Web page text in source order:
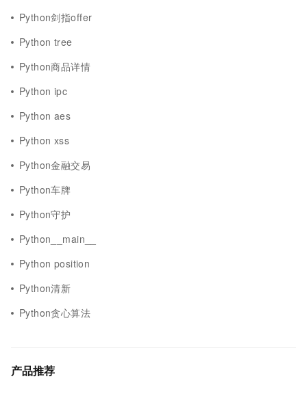
Python剑指offer
Python tree
Python商品详情
Python ipc
Python aes
Python xss
Python金融交易
Python车牌
Python守护
Python__main__
Python position
Python清新
Python贪心算法
产品推荐